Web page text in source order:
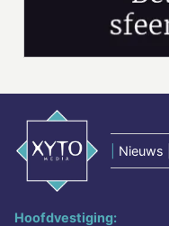
Nieuws
Hoofdvestiging: